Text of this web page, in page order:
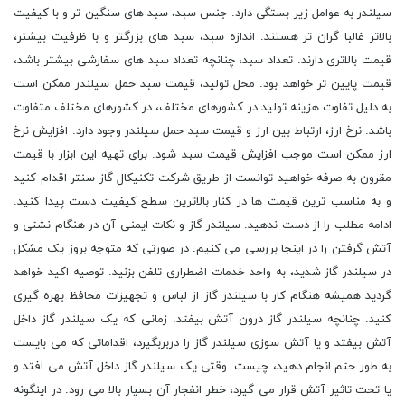
سیلندر به عوامل زیر بستگی دارد. جنس سبد، سبد های سنگین تر و با کیفیت
بالاتر غالبا گران تر هستند. اندازه سبد، سبد های بزرگتر و با ظرفیت بیشتر،
قیمت بالاتری دارند. تعداد سبد، چنانچه تعداد سبد های سفارشی بیشتر باشد،
قیمت پایین تر خواهد بود. محل تولید، قیمت سبد حمل سیلندر ممکن است
به دلیل تفاوت هزینه تولید در کشورهای مختلف، در کشورهای مختلف متفاوت
باشد. نرخ ارز، ارتباط بین ارز و قیمت سبد حمل سیلندر وجود دارد. افزایش نرخ
ارز ممکن است موجب افزایش قیمت سبد شود. برای تهیه این ابزار با قیمت
مقرون به صرفه خواهید توانست از طریق شرکت تکنیکال گاز سنتر اقدام کنید
و به مناسب ترین قیمت ها در کنار بالاترین سطح کیفیت دست پیدا کنید.
ادامه مطلب را از دست ندهید. سیلندر گاز و نکات ایمنی آن در هنگام نشتی و
آتش گرفتن را در اینجا بررسی می کنیم. در صورتی که متوجه بروز یک مشکل
در سیلندر گاز شدید، به واحد خدمات اضطراری تلفن بزنید. توصیه اکید خواهد
گردید همیشه هنگام کار با سیلندر گاز از لباس و تجهیزات محافظ بهره گیری
کنید. چنانچه سیلندر گاز درون آتش بیفتد. زمانی که یک سیلندر گاز داخل
آتش بیفتد و یا آتش‏ سوزی سیلندر گاز را دربربگیرد، اقداماتی که می بایست
به طور حتم انجام دهید، چیست. وقتی یک سیلندر گاز داخل آتش می‏ افتد و
یا تحت تاثیر آتش قرار می‏ گیرد، خطر انفجار آن بسیار بالا می ‏رود. در اینگونه